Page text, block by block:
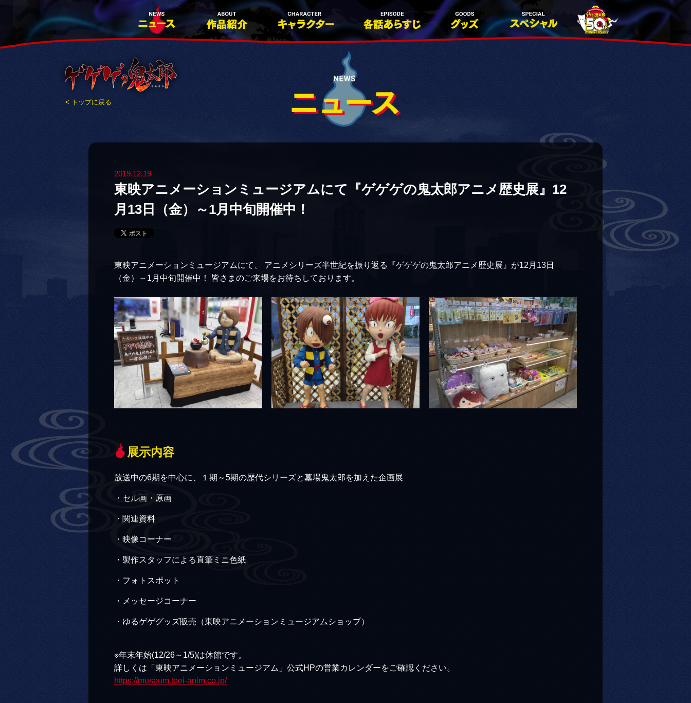
< トップに戻る
2019.12.19
東映アニメーションミュージアムにて『ゲゲゲの鬼太郎アニメ歴史展』12
月13日（金）～1月中旬開催中！
東映アニメーションミュージアムにて、 アニメシリーズ半世紀を振り返る『ゲゲゲの鬼太郎アニメ歴史展』が12月13日
（金）～1月中旬開催中！ 皆さまのご来場をお待ちしております。
展示内容
放送中の6期を中心に、１期～5期の歴代シリーズと墓場鬼太郎を加えた企画展
・セル画・原画
・関連資料
・映像コーナー
・製作スタッフによる直筆ミニ色紙
・フォトスポット
・メッセージコーナー
・ゆるゲゲグッズ販売（東映アニメーションミュージアムショップ）
※年末年始(12/26～1/5)は休館です。
詳しくは「東映アニメーションミュージアム」公式HPの営業カレンダーをご確認ください。
https://museum.toei-anim.co.jp/